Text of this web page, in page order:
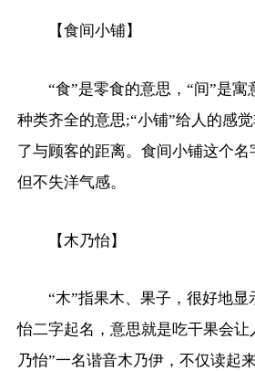
【食间小铺】
“食”是零食的意思，“间”是
种类齐全的意思;“小铺”给人的感
了与顾客的距离。食间小铺这个名
但不失洋气感。
【木乃怡】
“木”指果木、果子，很好地显
怡二字起名，意思就是吃干果会让
乃怡”一名谐音木乃伊，不仅读起